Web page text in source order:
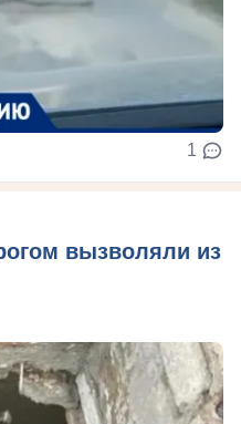
1
вызволяли из